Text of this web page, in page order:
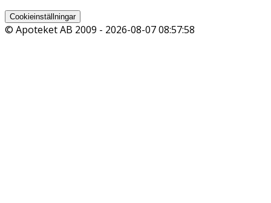
Cookieinställningar
© Apoteket AB 2009 - 2026-08-07 08:57:58